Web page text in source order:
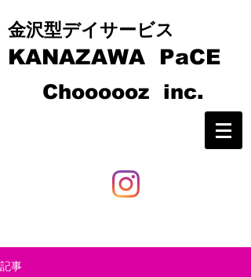
​​金沢型デイサービス
KANAZAWA PaCE
Choooooz inc.
記事